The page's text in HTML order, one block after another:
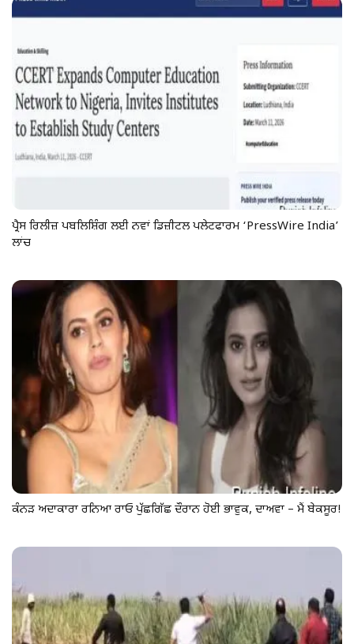
ਪ੍ਰੈਸ ਰਿਲੀਜ਼ ਪਬਲਿਸ਼ਿੰਗ ਲਈ ਨਵਾਂ ਡਿਜ਼ੀਟਲ ਪਲੇਟਫਾਰਮ ‘PressWire India’
ਲਾਂਚ
ਕੰਨੜ ਅਦਾਕਾਰਾ ਰਨਿਆ ਰਾਓ ਪੁੱਛਗਿੱਛ ਦੌਰਾਨ ਹੋਈ ਭਾਵੁਕ, ਦਾਅਵਾ – ਮੈਂ ਬੇਕਸੂਰ!